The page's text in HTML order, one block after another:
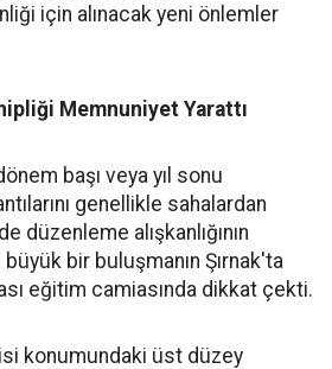
için alınacak yeni önlemler
Memnuniyet Yarattı
başı veya yıl sonu
genellikle sahalardan
düzenleme alışkanlığının
bir buluşmanın Şırnak'ta
eğitim camiasında dikkat çekti.
konumundaki üst düzey